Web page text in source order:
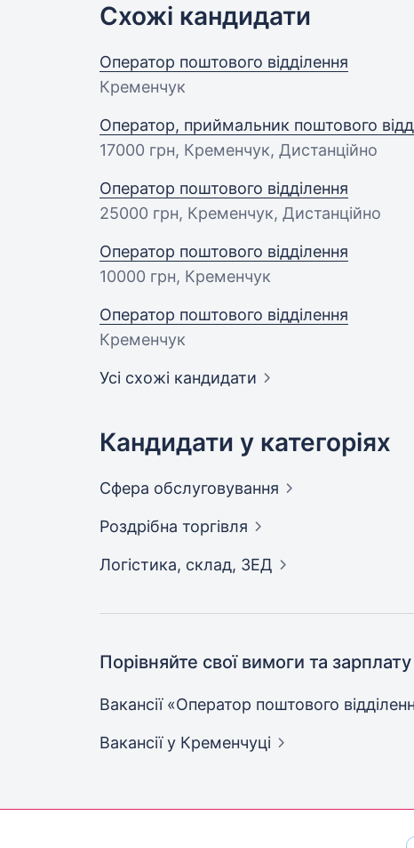
Схожі кандидати
Оператор поштового відділення
Кременчук
Оператор, приймальник поштового
17000 грн, Кременчук, Дистанційно
Оператор поштового відділення
25000 грн, Кременчук, Дистанційно
Оператор поштового відділення
10000 грн, Кременчук
Оператор поштового відділення
Кременчук
Усі схожі кандидати
Кандидати у категоріях
Сфера обслуговування
Роздрібна торгівля
Логістика, склад, ЗЕД
Порівняйте свої вимоги та
Вакансії «Оператор поштового
Вакансіїу Кременчуці